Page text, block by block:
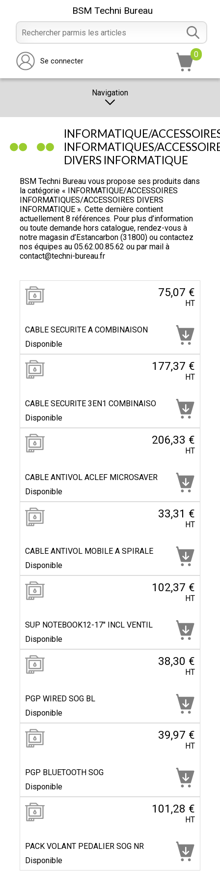
BSM Techni Bureau
Se connecter
0
Navigation
PROMOTION
NOTRE MAGASIN
NOUS CONTACTER
RÉALISATION
INFORMATIQUE/
INFORMATIQUES/
DIVERS INFORMATIQUE
BSM Techni Bureau vous propose ses produits dans
la catégorie « INFORMATIQUE/ACCESSOIRES
INFORMATIQUES/ACCESSOIRES DIVERS
INFORMATIQUE ». Cette dernière contient
actuellement 8 références. Pour plus d’information
ou toute demande hors catalogue, rendez-vous à
notre magasin d’Estancarbon (31800) ou contactez
nos équipes au 05.62.00.85.62 ou par mail à
contact@techni-bureau.fr
75,07 €
HT
CABLE SECURITE A COMBINAISON
Disponible
177,37 €
HT
CABLE SECURITE 3EN1 COMBINAISO
Disponible
206,33 €
HT
CABLE ANTIVOL ACLEF MICROSAVER
Disponible
33,31 €
HT
CABLE ANTIVOL MOBILE A SPIRALE
Disponible
102,37 €
HT
SUP NOTEBOOK12-17" INCL VENTIL
Disponible
38,30 €
HT
PGP WIRED SOG BL
Disponible
39,97 €
HT
PGP BLUETOOTH SOG
Disponible
101,28 €
HT
PACK VOLANT PEDALIER SOG NR
Disponible